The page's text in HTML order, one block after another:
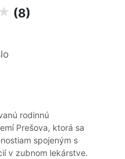
(8)
rodinnú
Prešova, ktorá sa
spojeným s
v zubnom lekárstve.